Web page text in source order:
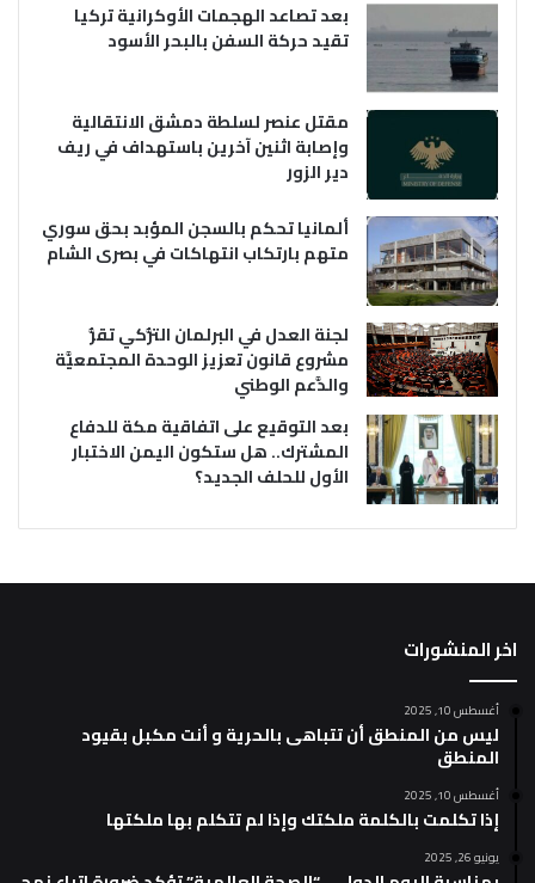
بعد تصاعد الهجمات الأوكرانية تركيا
تقيد حركة السفن بالبحر الأسود
مقتل عنصر لسلطة دمشق الانتقالية
وإصابة اثنين آخرين باستهداف في ريف
دير الزور
ألمانيا تحكم بالسجن المؤبد بحق سوري
متهم بارتكاب انتهاكات في بصرى الشام
لجنة العدل في البرلمان التُّركي تقرُّ
مشروع قانون تعزيز الوحدة المجتمعيَّة
والدَّعم الوطني
بعد التوقيع على اتفاقية مكة للدفاع
المشترك.. هل ستكون اليمن الاختبار
الأول للحلف الجديد؟
اخر المنشورات
أغسطس 10, 2025
ليس من المنطق أن تتباهى بالحرية و أنت مكبل بقيود
المنطق
أغسطس 10, 2025
إذا تكلمت بالكلمة ملكتك وإذا لم تتكلم بها ملكتها
يونيو 26, 2025